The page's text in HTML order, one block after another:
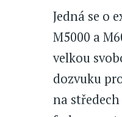
Jedná se o
M5000 a
velkou
dozvuku
na